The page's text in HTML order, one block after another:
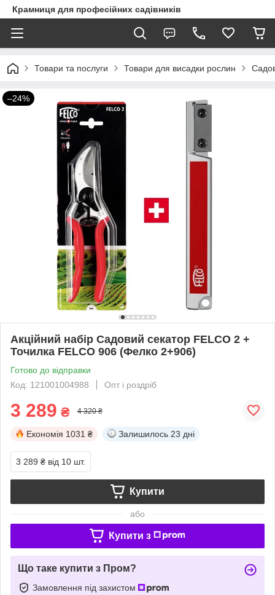
Крамниця для професійних садівників
Товари та послуги Товари для висадки рослин
–24%
Акційний набір Садовий секатор FELCO 2 +
Точилка FELCO 906 (Фелко 2+906)
Готово до відправки
Код: 121001004988
Опт і роздріб
3 289 ₴ 4 320 ₴
Економія 1031 ₴ Залишилось 23 дні
3 289 ₴ від 10 шт.
Купити
або
Купити з
Що таке купити з Пром?
Замовлення під захистом